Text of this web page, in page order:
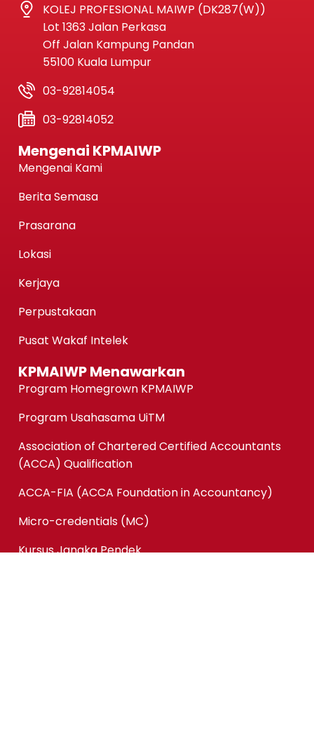
KOLEJ PROFESIONAL MAIWP (DK287(W))
Lot 1363 Jalan Perkasa
Off Jalan Kampung Pandan
55100 Kuala Lumpur
03-92814054
03-92814052
Mengenai KPMAIWP
Mengenai Kami
Berita Semasa
Prasarana
Lokasi
Kerjaya
Perpustakaan
Pusat Wakaf Intelek
KPMAIWP Menawarkan
Program Homegrown KPMAIWP
Program Usahasama UiTM
Association of Chartered Certified Accountants
(ACCA) Qualification
ACCA-FIA (ACCA Foundation in Accountancy)
Micro-credentials (MC)
Kursus Jangka Pendek